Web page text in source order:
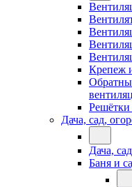
Крепеж
Решётки
Дача, сад,
Дача,
Баня и